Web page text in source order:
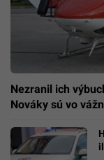
Nezranil ich
Nováky sú vo